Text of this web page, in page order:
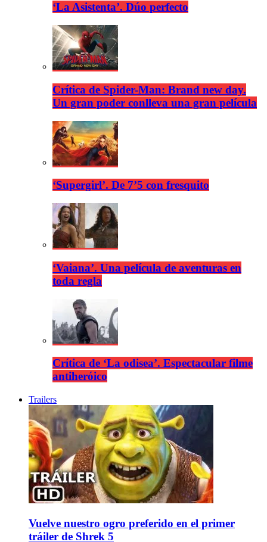
‘La Asistenta’. Dúo perfecto
Crítica de Spider-Man: Brand new day.
Un gran poder conlleva una gran película
‘Supergirl’. De 7’5 con fresquito
‘Vaiana’. Una película de aventuras en
toda regla
Crítica de ‘La odisea’. Espectacular filme
antiheróico
Trailers
Vuelve nuestro ogro preferido en el primer
tráiler de Shrek 5